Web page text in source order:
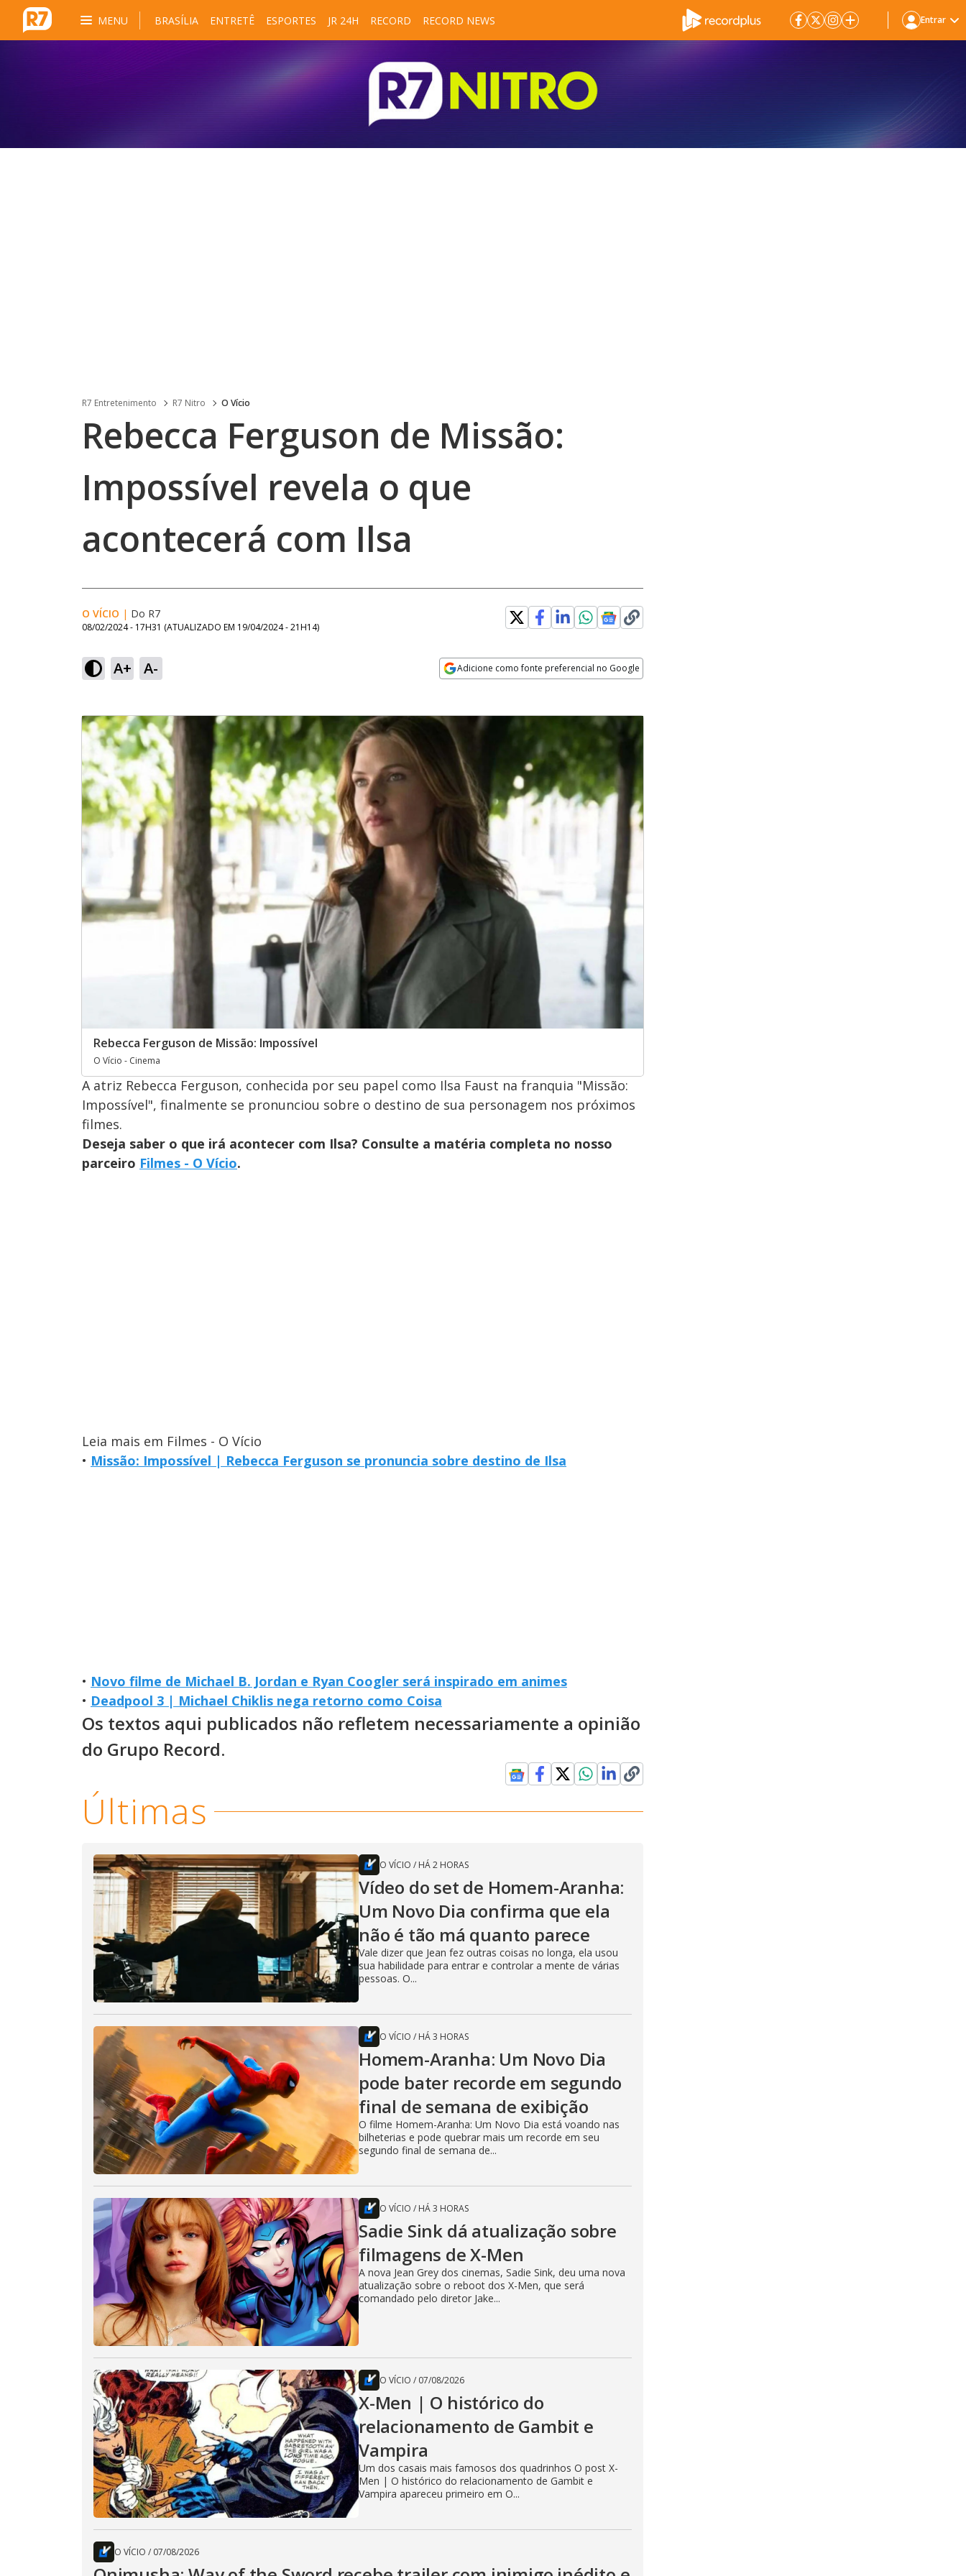
MENU BRASÍLIA ENTRETÊ ESPORTES JR 24H RECORD RECORD NEWS Entrar
R7 Entretenimento R7 Nitro O Vício
Rebecca Ferguson de Missão:
Impossível revela o que
acontecerá com Ilsa
O VÍCIO | Do R7
08/02/2024 - 17H31 (ATUALIZADO EM 19/04/2024 - 21H14)
A+ A- Adicione como fonte preferencial no Google
Rebecca Ferguson de Missão: Impossível
O Vício - Cinema
A atriz Rebecca Ferguson, conhecida por seu papel como Ilsa Faust na franquia "Missão:
Impossível", finalmente se pronunciou sobre o destino de sua personagem nos próximos
filmes.
Deseja saber o que irá acontecer com Ilsa? Consulte a matéria completa no nosso
parceiro Filmes - O Vício.
Leia mais em Filmes - O Vício
• Missão: Impossível | Rebecca Ferguson se pronuncia sobre destino de Ilsa
• Novo filme de Michael B. Jordan e Ryan Coogler será inspirado em animes
• Deadpool 3 | Michael Chiklis nega retorno como Coisa
Os textos aqui publicados não refletem necessariamente a opinião
do Grupo Record.
Últimas
O VÍCIO / HÁ 2 HORAS
Vídeo do set de Homem-Aranha:
Um Novo Dia confirma que ela
não é tão má quanto parece
Vale dizer que Jean fez outras coisas no longa, ela usou
sua habilidade para entrar e controlar a mente de várias
pessoas. O...
O VÍCIO / HÁ 3 HORAS
Homem-Aranha: Um Novo Dia
pode bater recorde em segundo
final de semana de exibição
O filme Homem-Aranha: Um Novo Dia está voando nas
bilheterias e pode quebrar mais um recorde em seu
segundo final de semana de...
O VÍCIO / HÁ 3 HORAS
Sadie Sink dá atualização sobre
filmagens de X-Men
A nova Jean Grey dos cinemas, Sadie Sink, deu uma nova
atualização sobre o reboot dos X-Men, que será
comandado pelo diretor Jake...
O VÍCIO / 07/08/2026
X-Men | O histórico do
relacionamento de Gambit e
Vampira
Um dos casais mais famosos dos quadrinhos O post X-
Men | O histórico do relacionamento de Gambit e
Vampira apareceu primeiro em O...
O VÍCIO / 07/08/2026